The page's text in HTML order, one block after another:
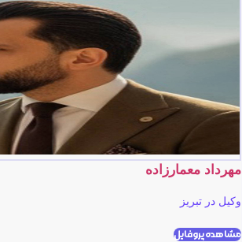
مهرداد معمارزاده
وکیل در تبریز
مشاهده پروفایل